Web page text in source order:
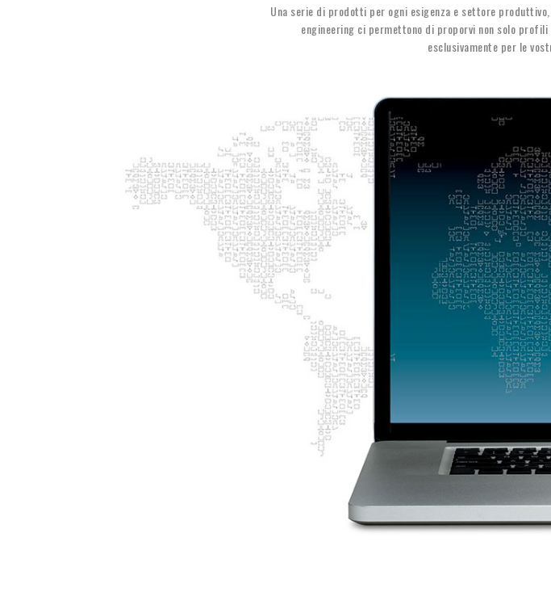
Una serie di prodotti per ogni esigenza e settore
engineering ci permettono di proporvi non solo
esclusivamente per le